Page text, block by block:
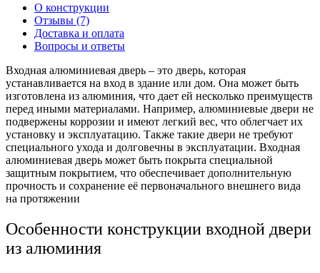
О конструкции
Отзывы (7)
Доставка и оплата
Вопросы и ответы
Входная алюминиевая дверь – это дверь, которая
устанавливается на вход в здание или дом. Она может быть
изготовлена из алюминия, что дает ей несколько преимуществ
перед иными материалами. Например, алюминиевые двери не
подвержены коррозии и имеют легкий вес, что облегчает их
установку и эксплуатацию. Также такие двери не требуют
специального ухода и долговечны в эксплуатации. Входная
алюминиевая дверь может быть покрыта специальной
защитным покрытием, что обеспечивает дополнительную
прочность и сохранение её первоначального внешнего вида
на протяжении
Особенности конструкции входной двери
из алюминия